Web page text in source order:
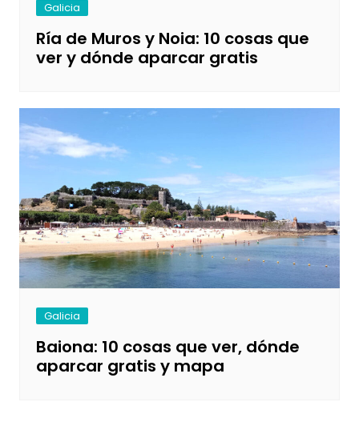
Galicia
Ría de Muros y Noia: 10 cosas que
ver y dónde aparcar gratis
Galicia
Baiona: 10 cosas que ver, dónde
aparcar gratis y mapa